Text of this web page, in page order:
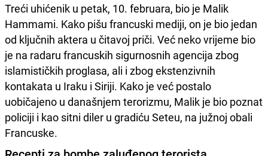
Treći uhićenik u petak, 10. februara, bio je Malik
Hammami. Kako pišu francuski mediji, on je bio jedan
od ključnih aktera u čitavoj priči. Već neko vrijeme bio
je na radaru francuskih sigurnosnih agencija zbog
islamističkih proglasa, ali i zbog ekstenzivnih
kontakata u Iraku i Siriji. Kako je već postalo
uobičajeno u današnjem terorizmu, Malik je bio poznat
policiji i kao sitni diler u gradiću Seteu, na južnoj obali
Francuske.